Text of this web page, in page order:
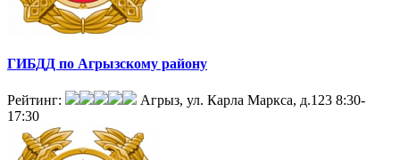
ГИБДД по Агрызскому району
Рейтинг: Агрыз, ул. Карла Маркса, д.123 8:30-
17:30